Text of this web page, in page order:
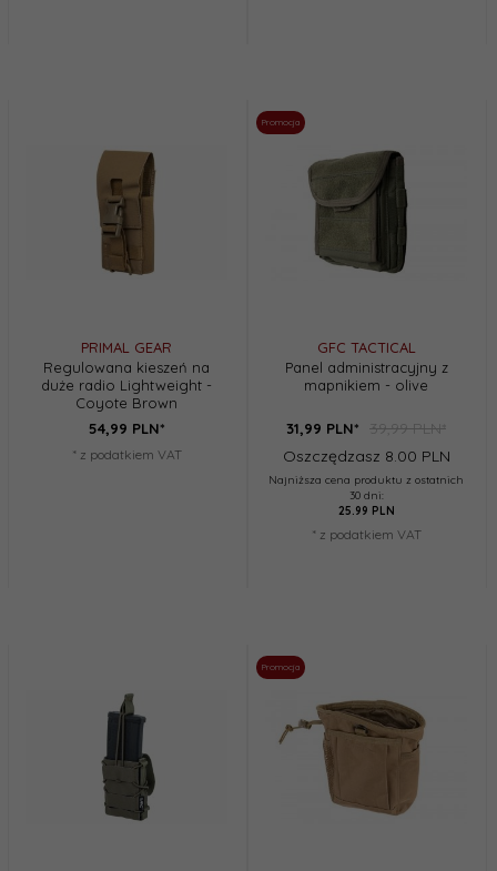
PRIMAL GEAR
Regulowana kieszeń na
duże radio Lightweight -
Coyote Brown
54,99 PLN*
* z podatkiem VAT
Promocja
GFC TACTICAL
Panel administracyjny z
mapnikiem - olive
31,99 PLN*
39,99 PLN*
Oszczędzasz 8.00 PLN
Najniższa cena produktu z ostatnich
30 dni:
25.99 PLN
* z podatkiem VAT
Promocja